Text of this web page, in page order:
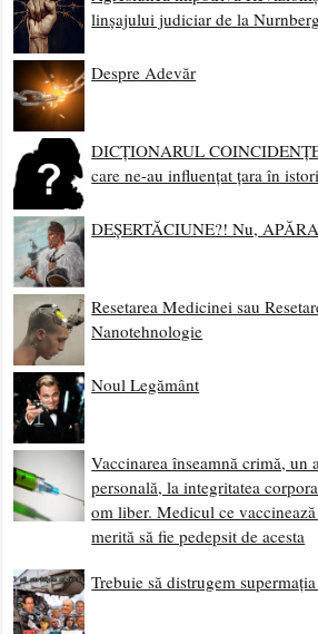
linșajului judiciar de la Nurnberg
Despre Adevăr
DICȚIONARUL
care ne-au influențat țara în
DEȘERTĂCIUNE?! Nu,
Resetarea Medicinei sau
Nanotehnologie
Noul Legământ
Vaccinarea înseamnă crimă, un
personală, la integritatea
om liber. Medicul ce
merită să fie pedepsit de acesta
Trebuie să distrugem